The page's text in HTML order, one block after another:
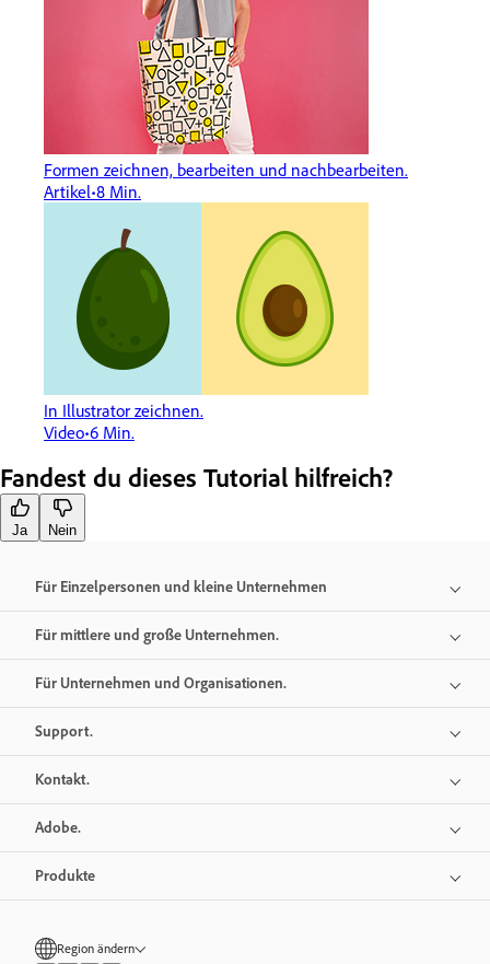
Formen zeichnen, bearbeiten und nachbearbeiten.
Artikel 8 Min.
In Illustrator zeichnen.
Video 6 Min.
Fandest du dieses Tutorial hilfreich?
Ja Nein
Für Einzelpersonen und kleine Unternehmen
Für mittlere und große Unternehmen.
Für Unternehmen und Organisationen.
Support.
Kontakt.
Adobe.
Produkte
Region ändern